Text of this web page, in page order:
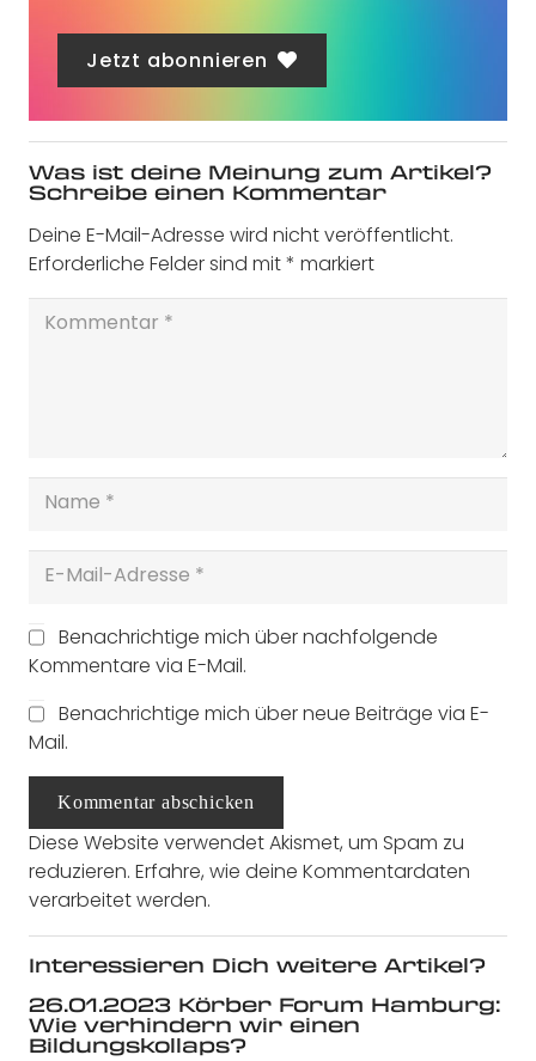
Jetzt abonnieren
Was ist deine Meinung zum Artikel?
Schreibe einen Kommentar
Deine E-Mail-Adresse wird nicht veröffentlicht.
Erforderliche Felder sind mit* markiert
Benachrichtige mich über nachfolgende
Kommentare via E-Mail.
Benachrichtige mich über neue Beiträge via E-
Mail.
Kommentar abschicken
Diese Website verwendet Akismet, um Spam zu
reduzieren. Erfahre, wie deine Kommentardaten
verarbeitet werden.
Interessieren Dich weitere Artikel?
26.01.2023 Körber Forum Hamburg:
Wie verhindern wir einen
Bildungskollaps?